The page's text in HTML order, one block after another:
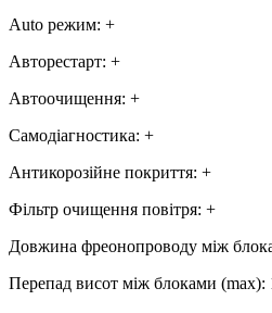
Аuto режим: +
Авторестарт: +
Автоочищення: +
Самодіагностика: +
Антикорозійне покриття: +
Фільтр очищення повітря: +
Довжина фреонопроводу між
Перепад висот між блоками (max):